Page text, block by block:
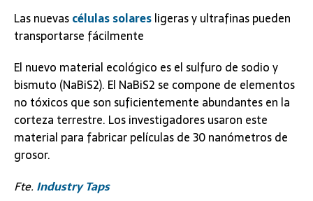
Las nuevascélulas solaresligeras y ultrafinas pueden
transportarse fácilmente
El nuevo material ecológico es el sulfuro de sodio y
bismuto (NaBiS2). El NaBiS2 se compone de elementos
no tóxicos que son suficientemente abundantes en la
corteza terrestre. Los investigadores usaron este
material para fabricar películas de 30 nanómetros de
grosor.
Fte. Industry Taps